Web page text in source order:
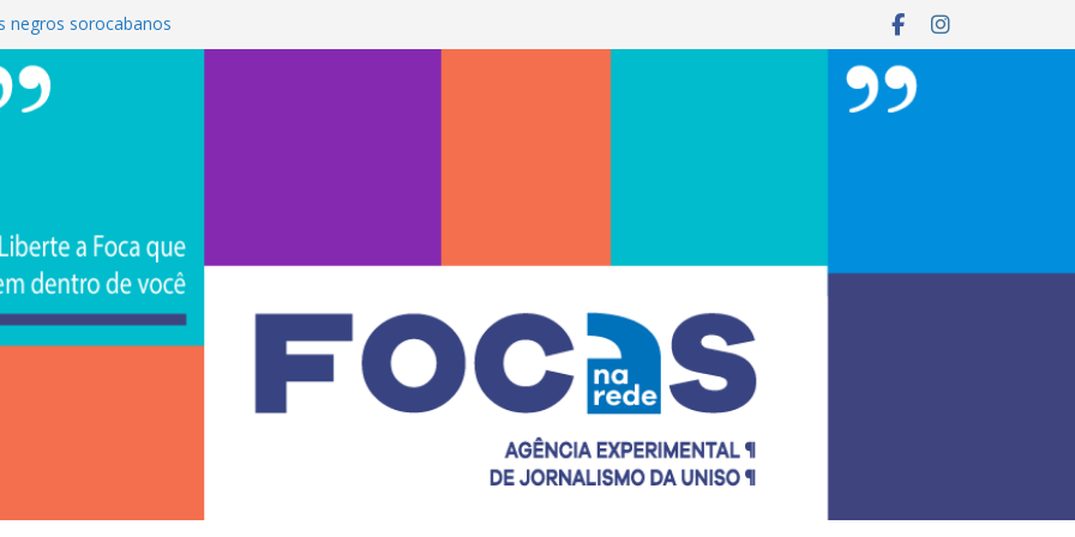
negros sorocabanos
é a terceira artista do #ConviteMPB do
Brasil 2026 promove integração, ciência e
na Uniso